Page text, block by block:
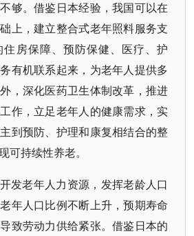
够。借鉴日本经验，我国可以在
上，建立整合式老年照料服务支
房保障、预防保健、医疗、护
有机联系起来，为老年人提供多
，深化医药卫生体制改革，推进
作，立足老年人的健康需求，实
到预防、护理和康复相结合的整
可持续性养老。
发老年人力资源，发挥老龄人口
年人口比例不断上升，预期寿命
致劳动力供给紧张。借鉴日本的